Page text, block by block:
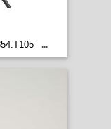
...